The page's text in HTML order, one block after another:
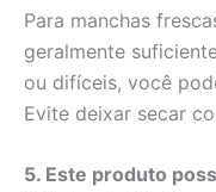
Para manchas
geralmente
ou difíceis, você
Evite deixar secar
5. Este produto